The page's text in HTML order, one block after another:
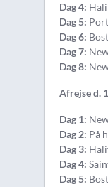
Dag 4:
Dag 5:
Dag 6:
Dag 7:
Dag 8:
Afrejse d.
Dag 1:
Dag 2: På
Dag 3:
Dag 4:
Dag 5: